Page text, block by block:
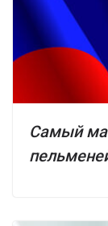
Самый